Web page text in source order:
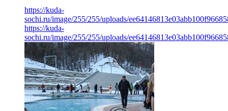
https://kuda-
sochi.ru/image/255/255/uploads/
https://kuda-
sochi.ru/image/255/255/uploads/